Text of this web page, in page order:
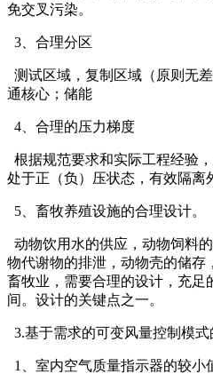
免交叉污染。
3、合理分区
测试区域，复制区域（原则无
通核心；储能
4、合理的压力梯度
根据规范要求和实际工程经验
处于正（负）压状态，有效隔离
5、畜牧养殖设施的合理设计。
动物饮用水的供应，动物饲料
物代谢物的排泄，动物壳的储存
畜牧业，需要合理的设计，充足
间。设计的关键点之一。
3.基于需求的可变风量控制模式
1、室内空气质量指示器的较小